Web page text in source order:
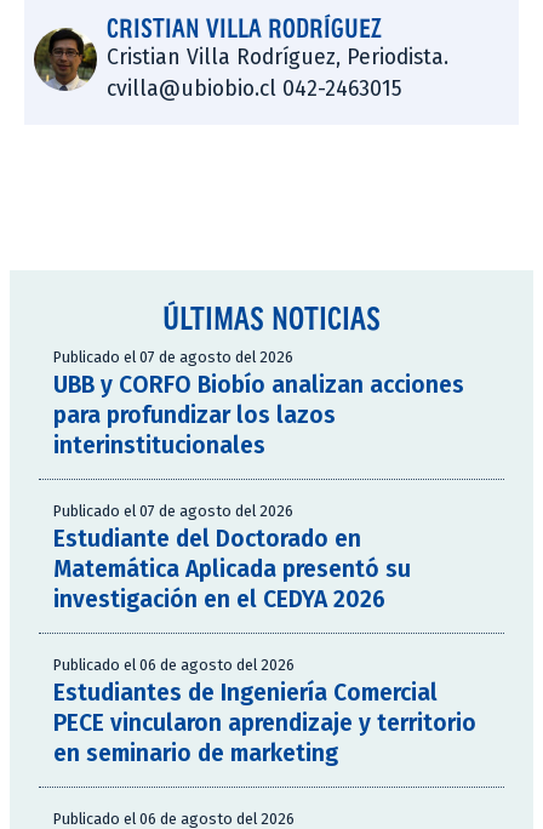
CRISTIAN VILLA RODRÍGUEZ
Cristian Villa Rodríguez, Periodista.
cvilla@ubiobio.cl 042-2463015
ÚLTIMAS NOTICIAS
Publicado el 07 de agosto del 2026
UBB y CORFO Biobío analizan acciones
para profundizar los lazos
interinstitucionales
Publicado el 07 de agosto del 2026
Estudiante del Doctorado en
Matemática Aplicada presentó su
investigación en el CEDYA 2026
Publicado el 06 de agosto del 2026
Estudiantes de Ingeniería Comercial
PECE vincularon aprendizaje y territorio
en seminario de marketing
Publicado el 06 de agosto del 2026